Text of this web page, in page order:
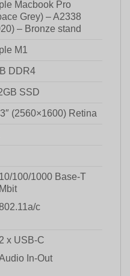
Macbook Pro
Grey) – A2338
– Bronze stand
M1
DDR4
SSD
(2560×1600) Retina
10/100/1000 Base-T
Mbit
c
x USB-C
In-Out